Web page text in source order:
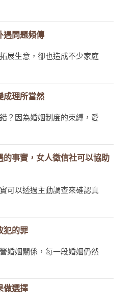
遇問題頻傳
展生意，卻也造成不少家庭
成理所當然
？因為婚姻制度的束縛，愛
的事實，女人徵信社可以協助
可以透過主動調查來確認真
犯的罪
婚姻關係，每一段婚姻仍然
做選擇